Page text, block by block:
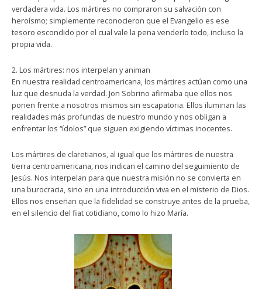
verdadera vida. Los mártires no compraron su salvación con
heroísmo; simplemente reconocieron que el Evangelio es ese
tesoro escondido por el cual vale la pena venderlo todo, incluso la
propia vida.
2. Los mártires: nos interpelan y animan
En nuestra realidad centroamericana, los mártires actúan como una
luz que desnuda la verdad. Jon Sobrino afirmaba que ellos nos
ponen frente a nosotros mismos sin escapatoria. Ellos iluminan las
realidades más profundas de nuestro mundo y nos obligan a
enfrentar los “ídolos” que siguen exigiendo víctimas inocentes.
Los mártires de claretianos, al igual que los mártires de nuestra
tierra centroamericana, nos indican el camino del seguimiento de
Jesús. Nos interpelan para que nuestra misión no se convierta en
una burocracia, sino en una introducción viva en el misterio de Dios.
Ellos nos enseñan que la fidelidad se construye antes de la prueba,
en el silencio del fiat cotidiano, como lo hizo María.